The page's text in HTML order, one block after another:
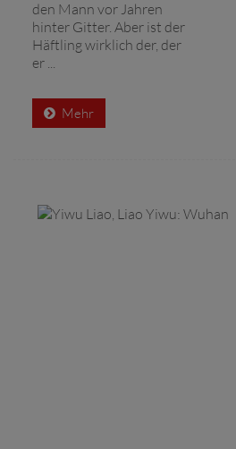
den Mann vor Jahren
hinter Gitter. Aber ist der
Häftling wirklich der, der
er ...
Mehr